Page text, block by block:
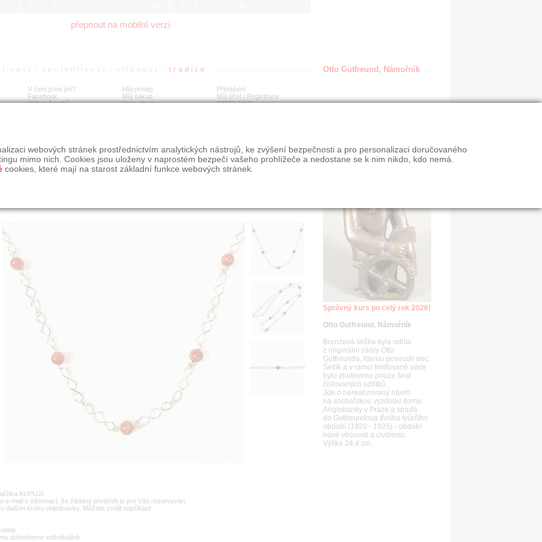
přepnout na mobilní verzi
V čem jsme jiní?
Facebook
Výkup šperků
Můj prodej
Můj nákup
Moje album
Přihlášení
Můj účet / Registrace
GDPR/AML
náhrdelník s acháty, 81 cm
KUPUJI.
mail s informací, že žádaný předmět je pro Vás rezervován.
dalším kroku objednávky. Můžete zvolit například:
dohodneme individuálně
Otto Gutfreund, Námořník
Správný kurs po celý rok 2026!
Otto Gutfreund, Námořník
Bronzová soška byla odlita
z originální sádry Otto
Gutfreunda, kterou posoudil doc.
Šetlík a v rámci limitované série
bylo zhotoveno pouze šest
číslovaných odlitků.
Jde o nerealizovaný návrh
na sochařskou výzdobu domu
Anglobanky v Praze a spadá
do Gutfreundova třetího tvůrčího
období (1920 - 1925) - období
nové věcnosti a civilismu.
Výška 24,4 cm.
webových stránek prostřednictvím analytických nástrojů, ke zvýšení bezpečnosti a pro personalizaci doručovaného
mimo nich. Cookies jsou uloženy v naprostém bezpečí vašeho prohlížeče a nedostane se k nim nikdo, kdo nemá.
cookies, které mají na starost základní funkce webových stránek.